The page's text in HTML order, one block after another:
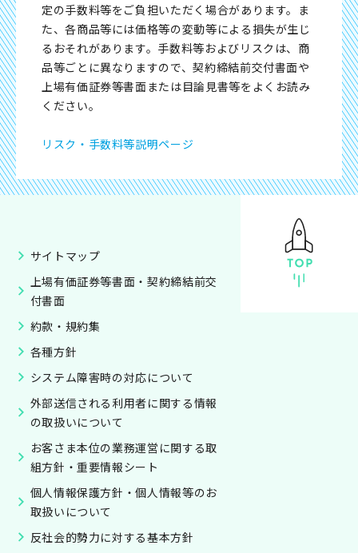
定の手数料等をご負担いただく場合があります。ま
た、各商品等には価格等の変動等による損失が生じ
るおそれがあります。手数料等およびリスクは、商
品等ごとに異なりますので、契約締結前交付書面や
上場有価証券等書面または目論見書等をよくお読み
ください。
リスク・手数料等説明ページ
サイトマップ
上場有価証券等書面・契約締結前交
付書面
約款・規約集
各種方針
システム障害時の対応について
外部送信される利用者に関する情報
の取扱いについて
お客さま本位の業務運営に関する取
組方針・重要情報シート
個人情報保護方針・個人情報等のお
取扱いについて
反社会的勢力に対する基本方針